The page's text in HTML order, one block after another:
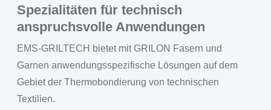
Spezialitäten für technisch
anspruchsvolle Anwendungen
EMS-GRILTECH bietet mit GRILON Fasern und
Garnen anwendungsspezifische Lösungen auf dem
Gebiet der Thermobondierung von technischen
Textilien.